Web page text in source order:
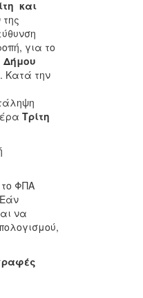
και
για το
Δήμου
Κατά την
Τρίτη
ΦΠΑ
να